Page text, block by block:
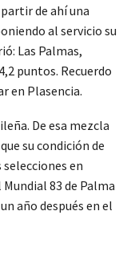
de ahí una
al servicio su
Las Palmas,
puntos. Recuerdo
en Plasencia.
De esa mezcla
su condición de
en
83 de Palma
año después en el